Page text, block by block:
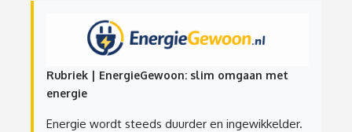
Rubriek | EnergieGewoon: slim omgaan met
energie
Energie wordt steeds duurder en ingewikkelder.